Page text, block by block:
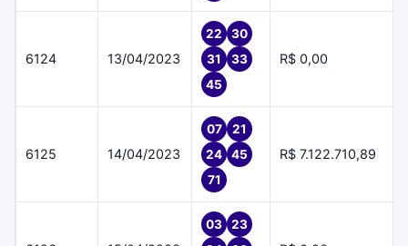
6124 13/04/2023
22
30
31
33
45
R$ 0,00
6125 14/04/2023
07
21
24
45
71
R$ 7.122.710,89
03
23